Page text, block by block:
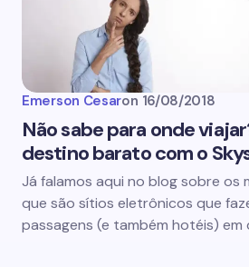
Emerson Cesaron 16/08/2018
Não sabe para onde
destino barato com o
Já falamos aqui no blog sobre os
que são sítios eletrônicos que
passagens (e também hotéis) em